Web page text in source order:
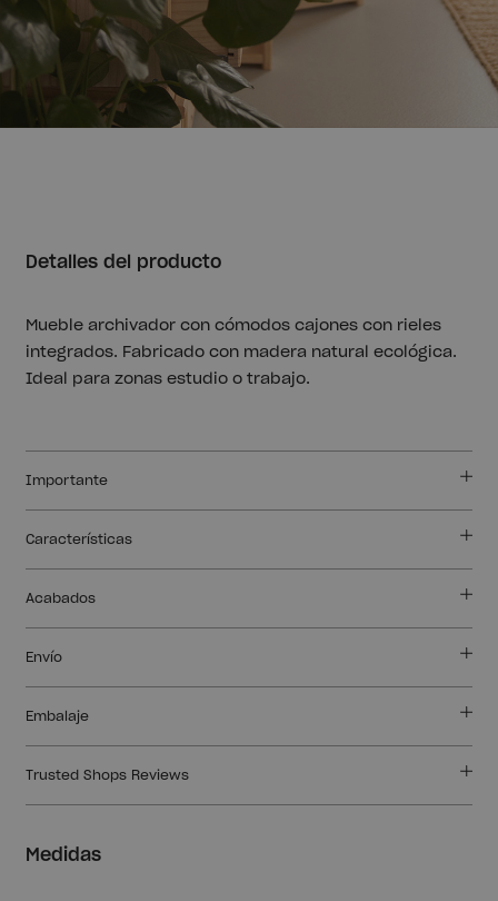
Medidas
Detalles del producto
Mueble archivador con cómodos cajones con rieles
integrados. Fabricado con madera natural ecológica.
Ideal para zonas estudio o trabajo.
Importante
Características
Acabados
Envío
Embalaje
Trusted Shops Reviews